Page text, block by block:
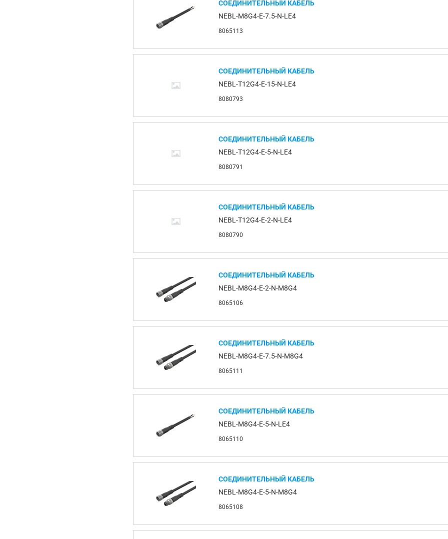
СОЕДИНИТЕЛЬНЫЙ КАБЕЛЬ
NEBL-M8G4-E-7.5-N-LE4
8065113
СОЕДИНИТЕЛЬНЫЙ КАБЕЛЬ
NEBL-T12G4-E-15-N-LE4
8080793
СОЕДИНИТЕЛЬНЫЙ КАБЕЛЬ
NEBL-T12G4-E-5-N-LE4
8080791
СОЕДИНИТЕЛЬНЫЙ КАБЕЛЬ
NEBL-T12G4-E-2-N-LE4
8080790
СОЕДИНИТЕЛЬНЫЙ КАБЕЛЬ
NEBL-M8G4-E-2-N-M8G4
8065106
СОЕДИНИТЕЛЬНЫЙ КАБЕЛЬ
NEBL-M8G4-E-7.5-N-M8G4
8065111
СОЕДИНИТЕЛЬНЫЙ КАБЕЛЬ
NEBL-M8G4-E-5-N-LE4
8065110
СОЕДИНИТЕЛЬНЫЙ КАБЕЛЬ
NEBL-M8G4-E-5-N-M8G4
8065108